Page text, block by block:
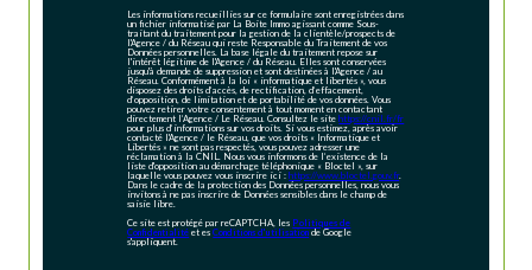
Les informations recueillies sur ce formulaire sont enregistrées dans
un fichier informatisé par La Boite Immo agissant comme Sous-
traitant du traitement pour la gestion de la clientèle/prospects de
l'Agence / du Réseau qui reste Responsable du Traitement de vos
Données personnelles. La base légale du traitement repose sur
l'intérêt légitime de l'Agence / du Réseau. Elles sont conservées
jusqu'à demande de suppression et sont destinées à l'Agence / au
Réseau. Conformément à la loi « informatique et libertés », vous
disposez des droits d’accès, de rectification, d’effacement,
d’opposition, de limitation et de portabilité de vos données. Vous
pouvez retirer votre consentement à tout moment en contactant
directement l’Agence / Le Réseau. Consultez le sitehttps://cnil.fr/fr
pour plus d’informations sur vos droits. Si vous estimez, après avoir
contacté l'Agence / le Réseau, que vos droits « Informatique et
Libertés » ne sont pas respectés, vous pouvez adresser une
réclamation à la CNIL. Nous vous informons de l’existence de la
liste d'opposition au démarchage téléphonique « Bloctel », sur
laquelle vous pouvez vous inscrire ici :https://www.bloctel.gouv.fr.
Dans le cadre de la protection des Données personnelles, nous vous
invitons à ne pas inscrire de Données sensibles dans le champ de
saisie libre.
Ce site est protégé par reCAPTCHA, les Politiques de
Confidentialité et esConditions d'utilisationde Google
s'appliquent.